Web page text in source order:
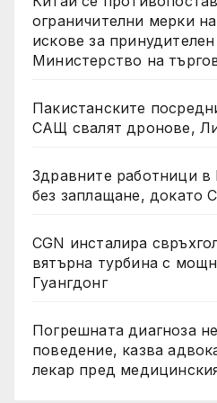
ограничителни мерки
искове за
Министерство на
Пакистанските
САЩ свалят дронове,
Здравните работници в
без заплащане, докато
CGN инсталира
вятърна турбина с
Гуангдонг
Погрешната диагноза
поведение, казва
лекар пред